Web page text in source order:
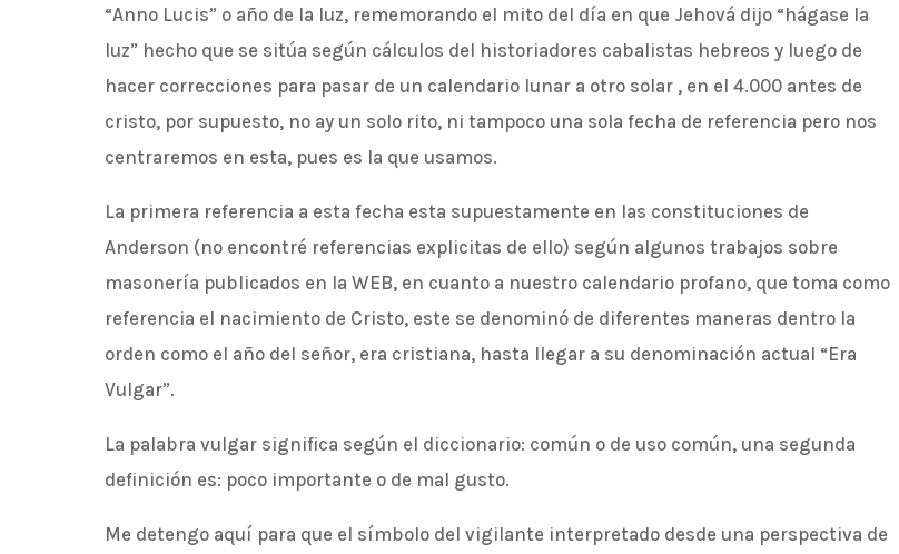
“Anno Lucis” o año de la luz, rememorando el mito del día en que Jehová dijo “hágase la
luz” hecho que se sitúa según cálculos del historiadores cabalistas hebreos y luego de
hacer correcciones para pasar de un calendario lunar a otro solar , en el 4.000 antes de
cristo, por supuesto, no ay un solo rito, ni tampoco una sola fecha de referencia pero nos
centraremos en esta, pues es la que usamos.
La primera referencia a esta fecha esta supuestamente en las constituciones de
Anderson (no encontré referencias explicitas de ello) según algunos trabajos sobre
masonería publicados en la WEB, en cuanto a nuestro calendario profano, que toma como
referencia el nacimiento de Cristo, este se denominó de diferentes maneras dentro la
orden como el año del señor, era cristiana, hasta llegar a su denominación actual “Era
Vulgar”.
La palabra vulgar significa según el diccionario: común o de uso común, una segunda
definición es: poco importante o de mal gusto.
Me detengo aquí para que el símbolo del vigilante interpretado desde una perspectiva de